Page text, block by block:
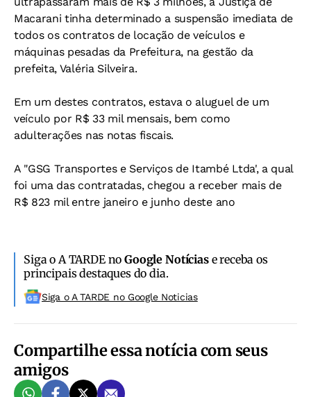
Macarani tinha determinado a suspensão imediata de
todos os contratos de locação de veículos e
máquinas pesadas da Prefeitura, na gestão da
prefeita, Valéria Silveira.
Em um destes contratos, estava o aluguel de um
veículo por R$ 33 mil mensais, bem como
adulterações nas notas fiscais.
A "GSG Transportes e Serviços de Itambé Ltda', a qual
foi uma das contratadas, chegou a receber mais de
R$ 823 mil entre janeiro e junho deste ano
Siga o A TARDE noGoogle Notíciase receba os
principais destaques do dia.
Siga o A TARDE no Google Noticias
Compartilhe essa notícia com seus
amigos